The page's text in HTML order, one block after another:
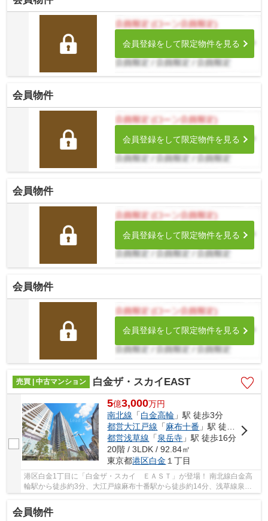
会員登録をして限定物件を見る
会員物件
会員登録をして限定物件を見る
会員物件
会員登録をして限定物件を見る
会員物件
会員登録をして限定物件を見る
売買 | 中古マンション 白金ザ・スカイEAST
5億3,000万円
南北線 「白金高輪 」駅 徒歩3分
都営大江戸線 「麻布十番 」駅 徒歩14分
都営浅草線 「泉岳寺 」駅 徒歩16分
20階 / 3LDK / 92.84㎡
東京都港区白金 １丁目
港区白金1丁目に「白金ザ・スカイ ＥＡＳＴ」が登場！ 南北線白金高
輪駅から徒歩約3分、大江戸線麻布十番駅から徒歩約14分、浅草線泉岳
会員物件